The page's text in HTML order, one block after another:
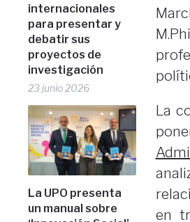
internacionales
para presentar y
debatir sus
proyectos de
investigación
23 junio 2026
La UPO presenta
un manual sobre
La
en